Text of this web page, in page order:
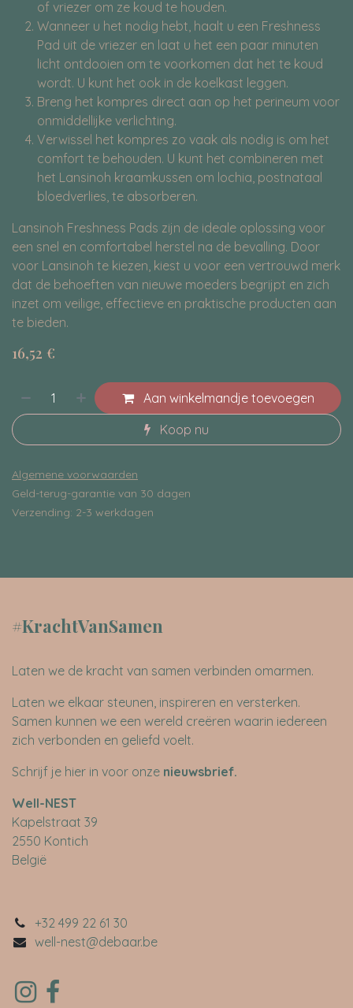
of vriezer om ze koud te houden.
Wanneer u het nodig hebt, haalt u een Freshness
Pad uit de vriezer en laat u het een paar minuten
licht ontdooien om te voorkomen dat het te koud
wordt. U kunt het ook in de koelkast leggen.
Breng het kompres direct aan op het perineum voor
onmiddellijke verlichting.
Verwissel het kompres zo vaak als nodig is om het
comfort te behouden. U kunt het combineren met
het Lansinoh kraamkussen om lochia, postnataal
bloedverlies, te absorberen.
Lansinoh Freshness Pads zijn de ideale oplossing voor
een snel en comfortabel herstel na de bevalling. Door
voor Lansinoh te kiezen, kiest u voor een vertrouwd merk
dat de behoeften van nieuwe moeders begrijpt en zich
inzet om veilige, effectieve en praktische producten aan
te bieden.
16,52 €
Aan winkelmandje toevoegen
Koop nu
Algemene voorwaarden
Geld-terug-garantie van 30 dagen
Verzending: 2-3 werkdagen
#KrachtVanSamen
Laten we de kracht van samen verbinden omarmen.
Laten we elkaar steunen, inspireren en versterken.
Samen kunnen we een wereld creëren waarin iedereen
zich verbonden en geliefd voelt.
Schrijf je hier in voor onze nieuwsbrief.
​Well-NEST
Kapelstraat 39
2550 Kontich
België
+32 499 22 61 30
well-nest@debaar.be